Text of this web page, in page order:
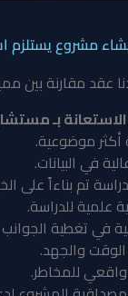
مشروع يستلزم
عقد مقارنة بين
الاستعانة بـ
أكثر موضوعية.
في البيانات.
تم بناءاً على
علمية للدراسة.
في تغطية الجوانب
الوقت والجهد.
واقعي للمخاطر.